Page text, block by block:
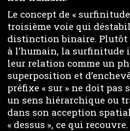
Le concept de «
troisième voie qui
distinction binaire. Plutôt
à l’humain, la surfinitude
leur relation comme un
superposition et
préfixe « sur » ne doit pas
un sens hiérarchique ou
dans son acception
« dessus », ce qui recouvre.